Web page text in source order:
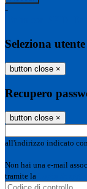
-
Seleziona utente
button close ×
Recupero
button close ×
all'indirizzo indicato
Non hai una e-mail
tramite la